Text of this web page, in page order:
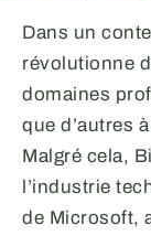
Dans un
révolutionne
domaines
que d’autres
Malgré cela,
l’industrie
de Microsoft,